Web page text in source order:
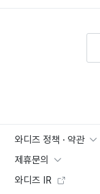
와디즈 정책 · 약관
제휴문의
와디즈 IR